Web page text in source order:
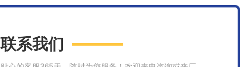
联系我们